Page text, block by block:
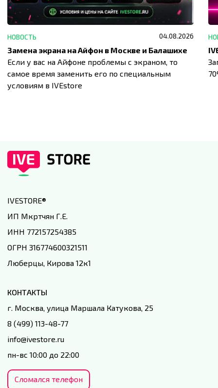
НОВОСТЬ 04.08.2026
Замена экрана на Айфон в Москве и Балашихе
Если у вас на Айфоне проблемы с экраном, то
самое время заменить его по специальным
условиям в IVEstore
IVESTORE®
ИП Мкртчян Г.Е.
ИНН 772157254385
ОГРН 316774600321511
Люберцы, Кирова 12к1
КОНТАКТЫ
г. Москва, улица Маршала Катукова, 25
8 (499) 113-48-77
info@ivestore.ru
пн-вс 10:00 до 22:00
Сломался телефон